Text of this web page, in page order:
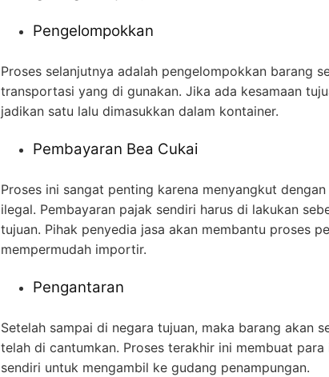
Pengelompokkan
Proses selanjutnya adalah pengelompokkan barang
transportasi yang di gunakan. Jika ada kesamaan
jadikan satu lalu dimasukkan dalam kontainer.
Pembayaran Bea Cukai
Proses ini sangat penting karena menyangkut
ilegal. Pembayaran pajak sendiri harus di lakukan
tujuan. Pihak penyedia jasa akan membantu proses
mempermudah importir.
Pengantaran
Setelah sampai di negara tujuan, maka barang akan
telah di cantumkan. Proses terakhir ini membuat
sendiri untuk mengambil ke gudang penampungan.